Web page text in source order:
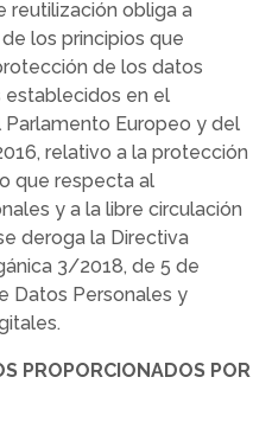
reutilización obliga a
los principios que
de los datos
establecidos en el
Europeo y del
relativo a la protección
que respecta al
y a la libre circulación
deroga la Directiva
3/2018, de 5 de
Datos Personales y
PROPORCIONADOS POR